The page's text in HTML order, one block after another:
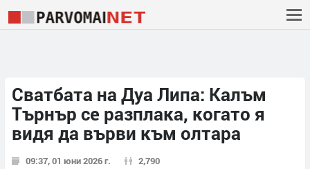
Сватбата на Дуа Липа: Калъм
Търнър се разплака, когато я
видя да върви към олтара
09:37, 01 юни 2026 г. 2,790